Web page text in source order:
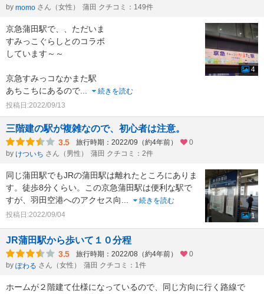
by momo さん（女性） 蒲田 クチコミ：149件
京急蒲田駅で、、ただいま
すみっこぐらしとのコラボ
しています～～
京急すみっコなかまた駅
あちこちにあるので
続きを読む
投稿日:2022/09/13
4
三階建の駅が複雑なので、初心者は注意。
3.5 旅行時期：2022/09（約4年前）
0
by けついち さん（男性） 蒲田 クチコミ：2件
同じ蒲田駅でもJRの蒲田駅は離れたところにありま
す。徒歩8分くらい。この京急蒲田駅は便利な駅で
すが、羽田空港へのアクセス向
続きを読む
投稿日:2022/09/04
1
JR蒲田駅から歩いて１０分程
3.5 旅行時期：2022/08（約4年前）
0
by ぽわる さん（女性） 蒲田 クチコミ：1件
ホームが２階建て仕様になっているので、同じ方向に行く路線で